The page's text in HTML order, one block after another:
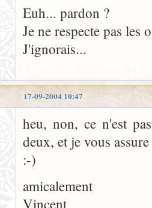
Euh... pardon ?
Je ne respecte pas les
J'ignorais...
17-09-2004 10:47
heu, non, ce n'est
deux, et je vous
:-)
amicalement
Vincent